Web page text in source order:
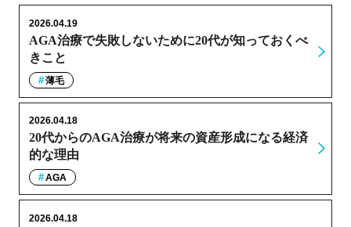
AGA治療で失敗しないために20代が知っておくべ
きこと
2026.04.19
薄毛
20代からのAGA治療が将来の資産形成になる経済
的な理由
2026.04.18
AGA
2026.04.18